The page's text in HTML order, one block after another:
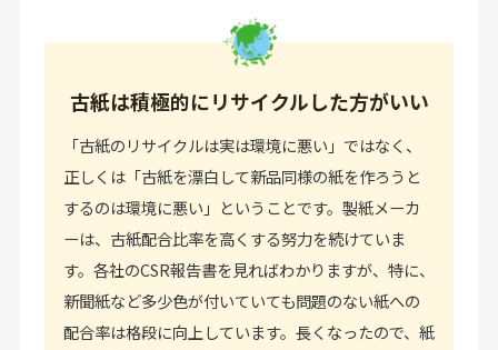
古紙は積極的にリサイクルした方がいい
「古紙のリサイクルは実は環境に悪い」ではなく、
正しくは「古紙を漂白して新品同様の紙を作ろうと
するのは環境に悪い」ということです。製紙メーカ
ーは、古紙配合比率を高くする努力を続けていま
す。各社のCSR報告書を見ればわかりますが、特に、
新聞紙など多少色が付いていても問題のない紙への
配合率は格段に向上しています。長くなったので、紙